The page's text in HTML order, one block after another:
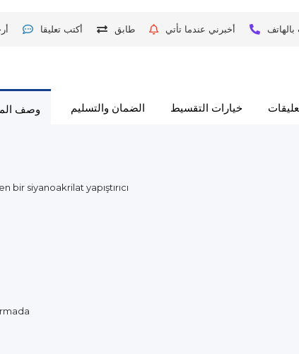
أكتب تعليقا طابق أخبرني عندما تأتي
وصف الضمان والتسليم خيارات التقسيط
bir siyanoakrilat yapıştırıcı